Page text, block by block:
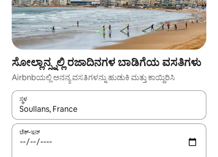
ಸೋಲ್ಲಾನ್ಸ್ನಲ್ಲಿ ರಜಾದಿನಗಳ ಬಾಡಿಗೆಯ ವಸತಿಗಳು
Airbnbಯಲ್ಲಿ ಅನನ್ಯ ವಸತಿಗಳನ್ನು ಹುಡುಕಿ ಮತ್ತು ಕಾಯ್ದಿರಿಸಿ
ಸ್ಥಳ
ಫಲಿತಾಂಶಗಳು ಲಭ್ಯವಿರುವಾಗ, ಅಪ್ ಮತ್ತು ಡೌನ್ ಬಾಣದ ಕೀಲಿಗಳೊಂದಿಗೆ
ಚೆಕ್-ಇನ್